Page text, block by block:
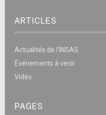
ARTICLES
Actualités de l’INSAS
Événements à venir
Vidéo
PAGES